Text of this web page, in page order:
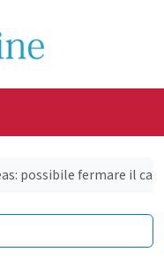
possibile fermare il